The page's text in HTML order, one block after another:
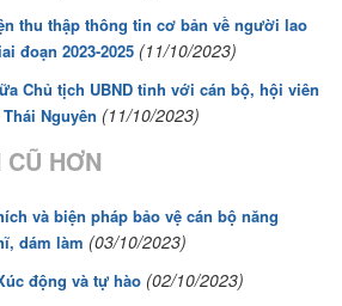
thu thập thông tin cơ bản về người lao
đoạn 2023-2025 (11/10/2023)
Chủ tịch UBND tỉnh với cán bộ, hội viên
Nguyên (11/10/2023)
HƠN
và biện pháp bảo vệ cán bộ năng
dám làm (03/10/2023)
động và tự hào (02/10/2023)